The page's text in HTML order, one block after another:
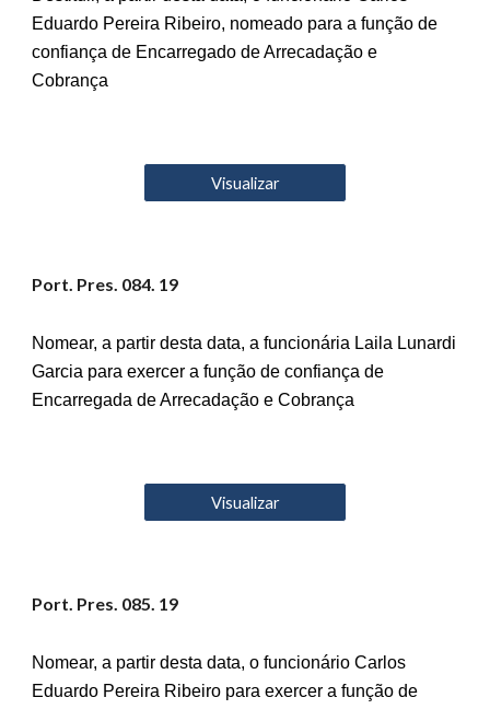
Eduardo Pereira Ribeiro, nomeado para a função de
confiança de Encarregado de Arrecadação e
Cobrança
Visualizar
Port. Pres. 084. 19
Nomear, a partir desta data, a funcionária Laila Lunardi
Garcia para exercer a função de confiança de
Encarregada de Arrecadação e Cobrança
Visualizar
Port. Pres. 085. 19
Nomear, a partir desta data, o funcionário Carlos
Eduardo Pereira Ribeiro para exercer a função de